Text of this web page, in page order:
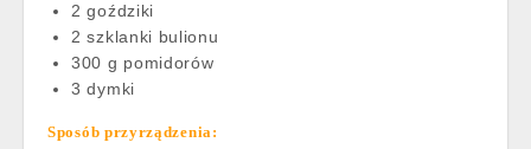
2 goździki
2 szklanki bulionu
300 g pomidorów
3 dymki
Sposób przyrządzenia: